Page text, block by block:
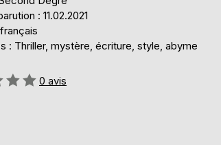
: 11.02.2021
: Thriller, mystère, écriture, style, abyme
0 avis